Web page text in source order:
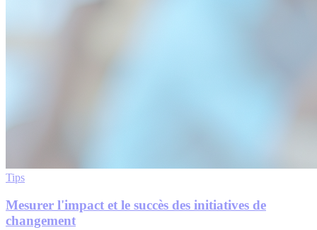
Tips
Mesurer l'impact et le succès des initiatives de
changement